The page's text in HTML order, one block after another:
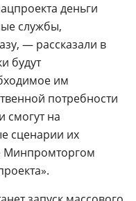
деньги
службы,
— рассказали в
будут
им
потребности
смогут на
сценарии их
Минпромторгом